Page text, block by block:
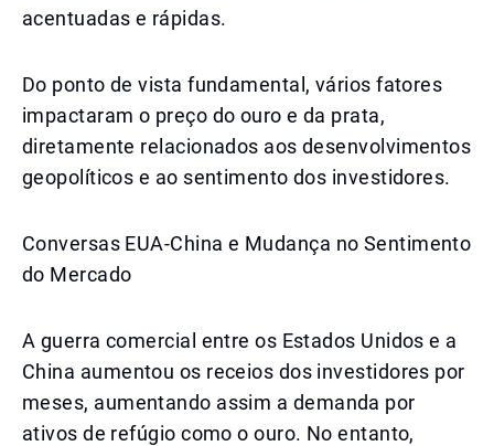
acentuadas e rápidas.
Do ponto de vista fundamental, vários fatores
impactaram o preço do ouro e da prata,
diretamente relacionados aos desenvolvimentos
geopolíticos e ao sentimento dos investidores.
Conversas EUA-China e Mudança no Sentimento
do Mercado
A guerra comercial entre os Estados Unidos e a
China aumentou os receios dos investidores por
meses, aumentando assim a demanda por
ativos de refúgio como o ouro. No entanto,